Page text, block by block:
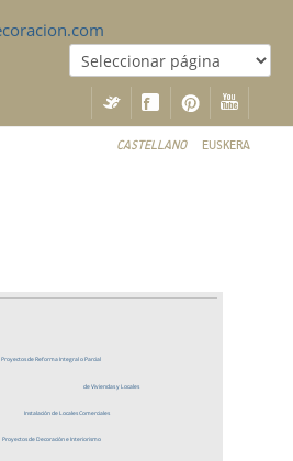
CASTELLANO EUSKERA
Proyectos de Reforma Integral o Parcial
de Viviendas y Locales
Instalación de Locales Comerciales
Proyectos de Decoración e Interiorismo